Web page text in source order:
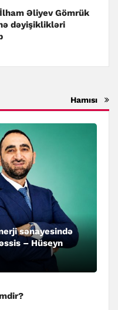
Əliyev Gömrük
dəyişiklikləri
Hamısı
sənayesində
– Hüseyn